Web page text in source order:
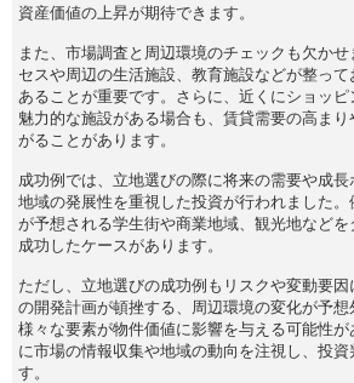
資産価値の上昇が期待できます。
また、市場調査と周辺環境のチェックも欠か
セスや周辺の生活施設、教育施設などが整っ
あることが重要です。さらに、近くにショッ
魅力的な施設がある場合も、賃貸需要の高ま
がることがあります。
成功例では、立地選びの際に将来の需要や成長
地域の発展性を重視した投資が行われました。
が予想される学生街や商業地域、観光地など
成功したケースがあります。
ただし、立地選びの成功例もリスクや変動要
の開発計画が頓挫する、周辺環境の変化が予想
様々な要素が物件価値に影響を与える可能性
に市場の情報収集や地域の動向を注視し、投資
す。